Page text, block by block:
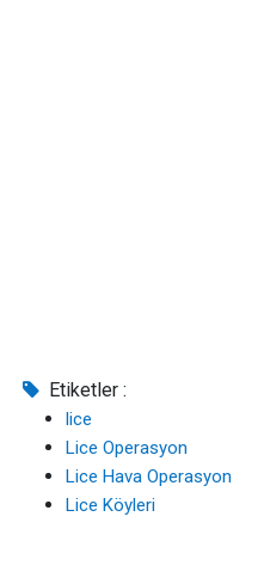
Etiketler :
lice
Lice Operasyon
Lice Hava Operasyon
Lice Köyleri